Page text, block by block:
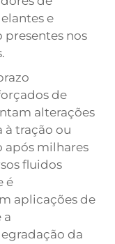
e
nos
de
alterações
à tração ou
após milhares
fluidos
é
aplicações de
a
da